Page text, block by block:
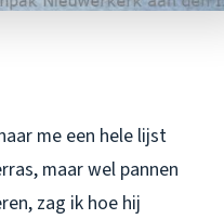
me een hele lijst
maar wel pannen
zag ik hoe hij